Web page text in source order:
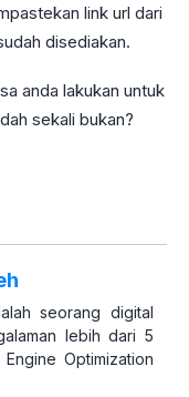
link url dari
disediakan.
anda lakukan untuk
sekali bukan?
seorang digital
lebih dari 5
Optimization